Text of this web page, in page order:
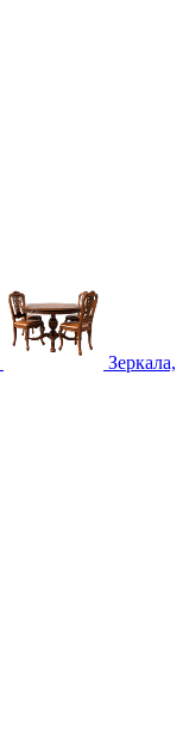
Зеркала,